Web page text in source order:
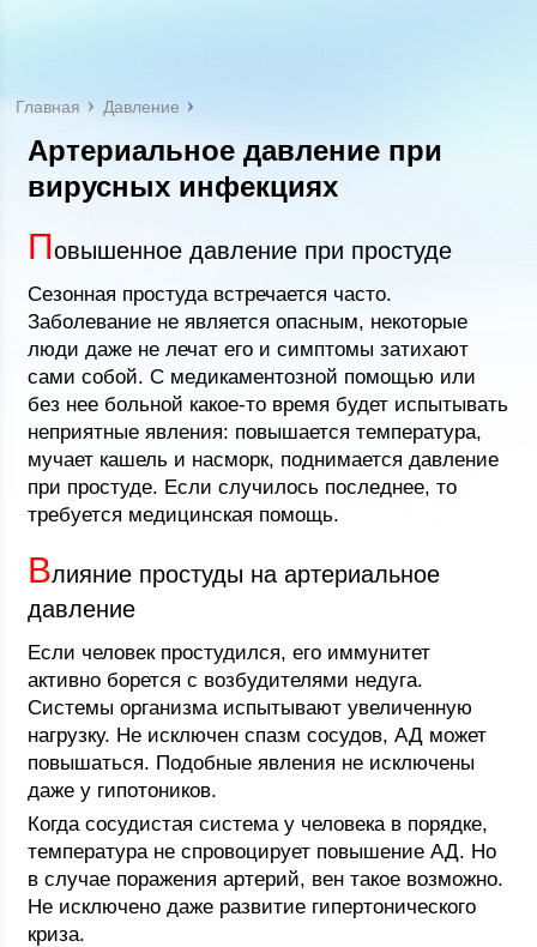
Главная Давление
Артериальное давление при
вирусных инфекциях
Повышенное давление при простуде
Сезонная простуда встречается часто.
Заболевание не является опасным, некоторые
люди даже не лечат его и симптомы затихают
сами собой. С медикаментозной помощью или
без нее больной какое-то время будет испытывать
неприятные явления: повышается температура,
мучает кашель и насморк, поднимается давление
при простуде. Если случилось последнее, то
требуется медицинская помощь.
Влияние простуды на артериальное
давление
Если человек простудился, его иммунитет
активно борется с возбудителями недуга.
Системы организма испытывают увеличенную
нагрузку. Не исключен спазм сосудов, АД может
повышаться. Подобные явления не исключены
даже у гипотоников.
Когда сосудистая система у человека в порядке,
температура не спровоцирует повышение АД. Но
в случае поражения артерий, вен такое возможно.
Не исключено даже развитие гипертонического
криза.